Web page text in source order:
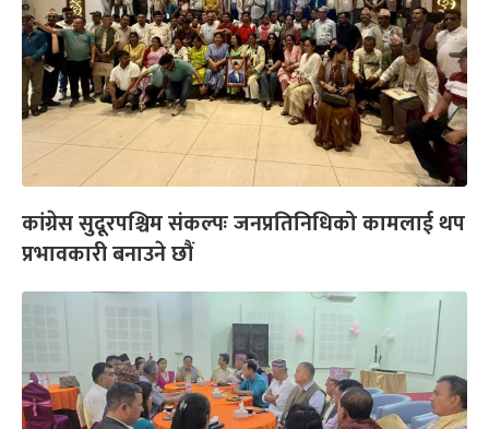
कांग्रेस सुदूरपश्चिम संकल्पः जनप्रतिनिधिको कामलाई थप
प्रभावकारी बनाउने छौं